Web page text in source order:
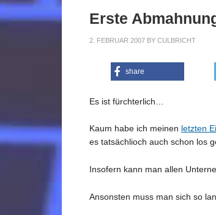
Erste
2. FEBRUAR 2007 BY CULBRICHT
share
Es ist fürchterlich…
Kaum habe ich meinen letzten
es tatsächlioch auch schon los
Insofern kann man allen
Ansonsten muss man sich so